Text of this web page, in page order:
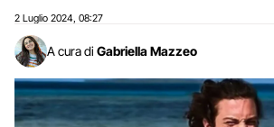
2 Luglio 2024 08:27
A cura di Gabriella Mazzeo